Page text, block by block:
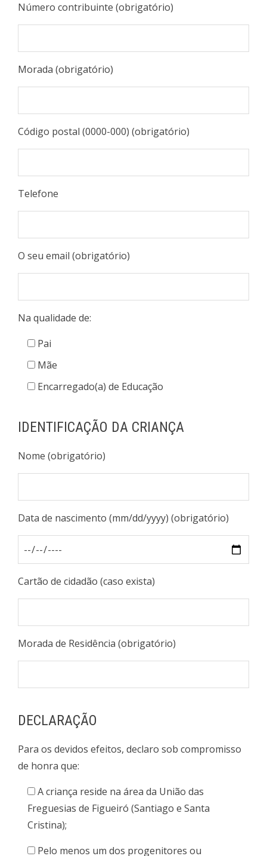
Número contribuinte (obrigatório)
Morada (obrigatório)
Código postal (0000-000) (obrigatório)
Telefone
O seu email (obrigatório)
Na qualidade de:
Pai
Mãe
Encarregado(a) de Educação
IDENTIFICAÇÃO DA CRIANÇA
Nome (obrigatório)
Data de nascimento (mm/dd/yyyy) (obrigatório)
Cartão de cidadão (caso exista)
Morada de Residência (obrigatório)
DECLARAÇÃO
Para os devidos efeitos, declaro sob compromisso
de honra que:
A criança reside na área da União das
Freguesias de Figueiró (Santiago e Santa
Cristina);
Pelo menos um dos progenitores ou